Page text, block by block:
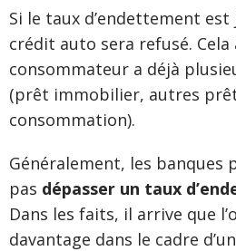
Si le taux d’endettement
crédit auto sera refusé.
consommateur a déjà
(prêt immobilier, autres
consommation).
Généralement, les banques
pas dépasser un taux
Dans les faits, il arrive que
davantage dans le cadre